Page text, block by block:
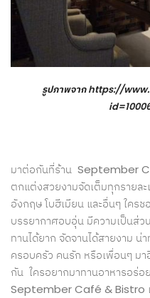
รูปภาพจากhttps://
มาต่อกันที่ร้าน September
ตกแต่งสวยงามจัดเต็มทุกรายล
อังกฤษ โบฮีเมียน และอื่นๆ ใคร
บรรยากาศอบอุ่น มีความเป็นส่ว
ทานได้ยาก จัดจานได้สายงาม น่
ครอบครัว คนรัก หรือเพื่อนๆ ม
กัน ใครอยากมาทานอาหารอร่
September Café & Bistro แ